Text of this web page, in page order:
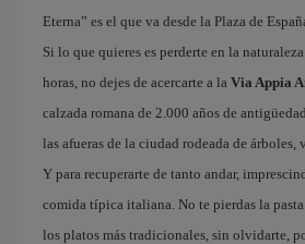
Eterna” es el que va desde la Plaza de
Si lo que quieres es perderte en la
horas, no dejes de acercarte a la Via Appia
calzada romana de 2.000 años de
las afueras de la ciudad rodeada de árboles,
Y para recuperarte de tanto andar,
comida típica italiana. No te pierdas la
los platos más tradicionales, sin olvidarte,